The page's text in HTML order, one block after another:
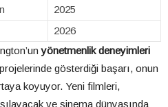
2025
2026
yönetmenlik deneyimleri
gösterdiği başarı, onun
koyuyor. Yeni filmleri,
ve sinema dünyasında